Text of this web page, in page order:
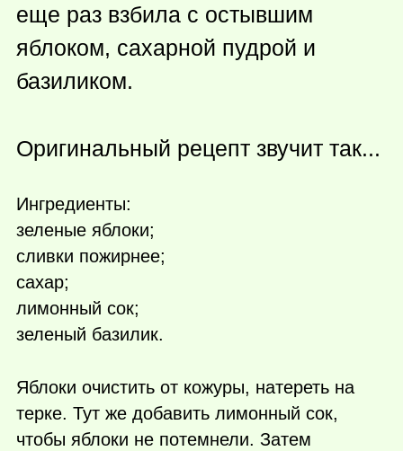
еще раз взбила с остывшим
яблоком, сахарной пудрой и
базиликом.
Оригинальный рецепт звучит так...
Ингредиенты:
зеленые яблоки;
сливки пожирнее;
сахар;
лимонный сок;
зеленый базилик.
Яблоки очистить от кожуры, натереть на
терке. Тут же добавить лимонный сок,
чтобы яблоки не потемнели. Затем